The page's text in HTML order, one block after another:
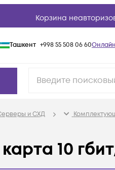
Корзина
Ташкент +998 55 508 06 60
и СХД
10